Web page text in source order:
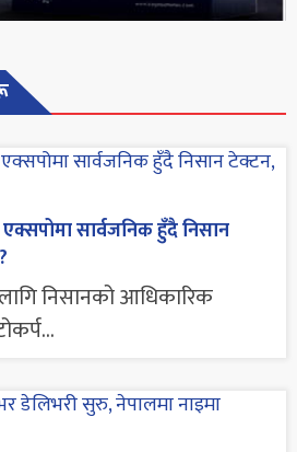
सार्वजनिक हुँदै निसान
निसानको आधिकारिक